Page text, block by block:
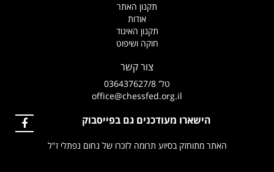
תקנון האתר
אודות
תקנון האיגוד
חוקה ושיפוט
צור קשר
טל' 036437627/8
office@chessfed.org.il
הישארו מעודכנים גם בפייסבוק
האתר מתוחזק בסיוע תרומה לזכרו של נחום נפתלי ז"ל